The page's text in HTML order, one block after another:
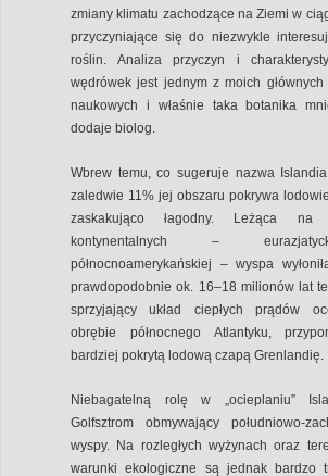
zmiany klimatu zachodzące na Ziemi w
przyczyniające się do niezwykle
roślin. Analiza przyczyn i
wędrówek jest jednym z moich głównych
naukowych i właśnie taka botanika
dodaje biolog.
Wbrew temu, co sugeruje nazwa
zaledwie 11% jej obszaru pokrywa
zaskakująco łagodny. Leżąca na
kontynentalnych –
północnoamerykańskiej – wyspa
prawdopodobnie ok. 16–18 milionów lat
sprzyjający układ ciepłych prądów
obrębie północnego Atlantyku,
bardziej pokrytą lodową czapą Grenlandię.
Niebagatelną rolę w „ocieplaniu”
Golfsztrom obmywający południowo-
wyspy. Na rozległych wyżynach oraz
warunki ekologiczne są jednak bardzo